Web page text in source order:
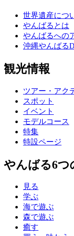
世界遺産につ
やんばるとは
やんばるへの
沖縄やんばる
観光情報
ツアー・アク
スポット
イベント
モデルコース
特集
特設ページ
やんばる6つ
見る
学ぶ
海で遊ぶ
森で遊ぶ
癒す